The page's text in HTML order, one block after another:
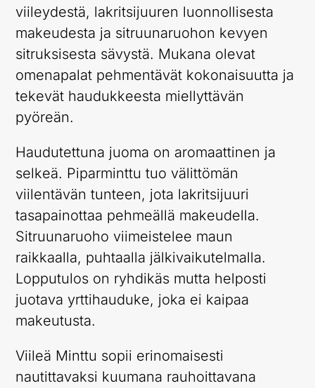
viileydestä, lakritsijuuren luonnollisesta
makeudesta ja sitruunaruohon kevyen
sitruksisesta sävystä. Mukana olevat
omenapalat pehmentävät kokonaisuutta ja
tekevät haudukkeesta miellyttävän
pyöreän.
Haudutettuna juoma on aromaattinen ja
selkeä. Piparminttu tuo välittömän
viilentävän tunteen, jota lakritsijuuri
tasapainottaa pehmeällä makeudella.
Sitruunaruoho viimeistelee maun
raikkaalla, puhtaalla jälkivaikutelmalla.
Lopputulos on ryhdikäs mutta helposti
juotava yrttihauduke, joka ei kaipaa
makeutusta.
Viileä Minttu sopii erinomaisesti
nautittavaksi kuumana rauhoittavana